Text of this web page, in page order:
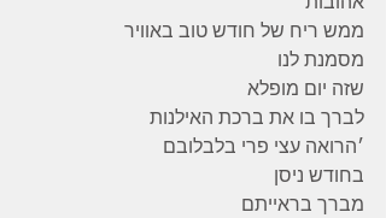
ממש ריח של חודש טוב באוויר
מסמנת לנו
שזה יום מופלא
לברך בו את ברכת האילנות
׳הרואה עצי פרי בלבלובם
בחודש ניסן
מברך בראייתם